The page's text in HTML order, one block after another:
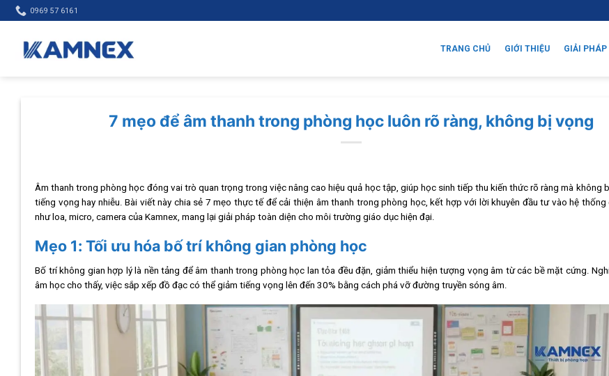
Skip
to
0969 57 6161
TRANG CHỦ GIỚI THIỆU GIẢI PHÁP
7 mẹo để âm thanh trong phòng học luôn rõ ràng, không bị vọng
Âm thanh trong phòng học đóng vai trò quan trọng trong việc nâng cao hiệu quả học tập, giúp học sinh tiếp thu kiến thức rõ ràng mà không
tiếng vọng hay nhiễu. Bài viết này chia sẻ 7 mẹo thực tế để cải thiện âm thanh trong phòng học, kết hợp với lời khuyên đầu tư vào hệ thống
như loa, micro, camera của Kamnex, mang lại giải pháp toàn diện cho môi trường giáo dục hiện đại.
Mẹo 1: Tối ưu hóa bố trí không gian phòng học
Bố trí không gian hợp lý là nền tảng để âm thanh trong phòng học lan tỏa đều đặn, giảm thiểu hiện tượng vọng âm từ các bề mặt cứng.
âm học cho thấy, việc sắp xếp đồ đạc có thể giảm tiếng vọng lên đến 30% bằng cách phá vỡ đường truyền sóng âm.